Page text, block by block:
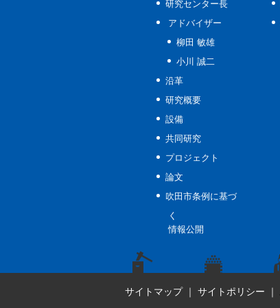
研究センター長
アドバイザー
柳田 敏雄
小川 誠二
沿革
研究概要
設備
共同研究
プロジェクト
論文
吹田市条例に基づ
く
情報公開
サイトマップ｜ サイトポリシー ｜